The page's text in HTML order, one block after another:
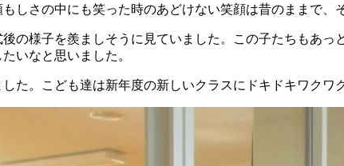
しさの中にも笑った時のあどけない笑顔は昔のままで、
の様子を羨ましそうに見ていました。この子たちもあ
いなと思いました。
た。こども達は新年度の新しいクラスにドキドキワクワ